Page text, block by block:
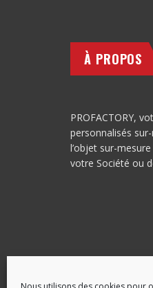
À PROPOS
PROFACTORY,
personnalisés
l’objet sur-
votre Société ou